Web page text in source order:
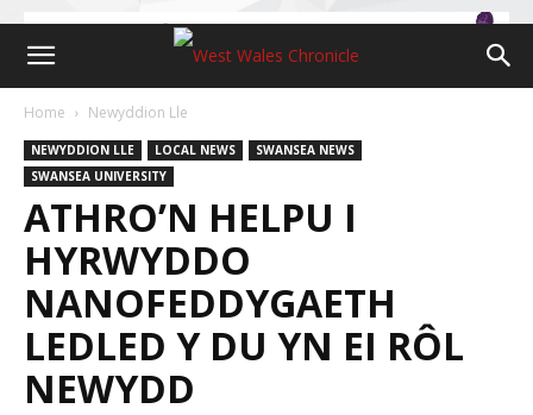
Home Newyddion Lle
NEWYDDION LLE LOCAL NEWS
SWANSEA NEWS
SWANSEA UNIVERSITY
ATHRO’N HELPU I
HYRWYDDO
NANOFEDDYGAETH
LEDLED Y DU YN EI RÔL
NEWYDD